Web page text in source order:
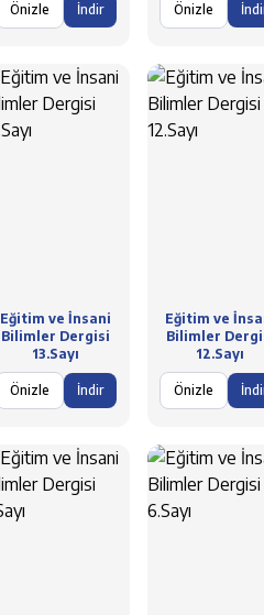
Önizle İndir Önizle
Eğitim ve İnsani
Bilimler Dergisi
13.Sayı
Önizle İndir
Eğitim ve
Bilimler
12.Sayı
Önizle